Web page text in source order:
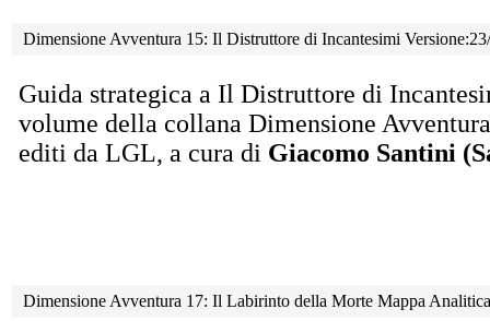
Dimensione Avventura 15: Il Distruttore di Incantesimi
Guida strategica a Il Distruttore di
volume della collana Dimensione
editi da LGL, a cura di Giacomo Santini
Dimensione Avventura 17: Il Labirinto della Morte Mappa